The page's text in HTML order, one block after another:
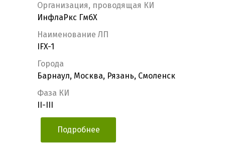
Организация, проводящая КИ
ИнфлаРкс ГмбХ
Наименование ЛП
IFX-1
Города
Барнаул, Москва, Рязань, Смоленск
Фаза КИ
II-III
Подробнее